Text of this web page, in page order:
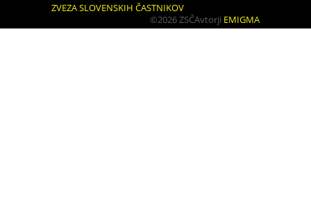
ZVEZA SLOVENSKIH ČASTNIKOV
©2026 ZSČAvtorji EMIGMA